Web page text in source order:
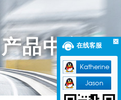
产品中心在线客服
Katherine
Jason